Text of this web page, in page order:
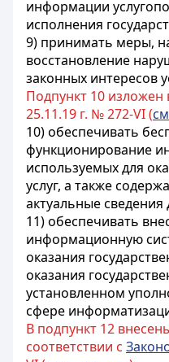
информации
исполнения
9) принимать меры,
восстановление
законных интересов
Подпункт 10 изложен
25.11.19 г. № 272-VI (
10) обеспечивать
функционирование
используемых для
услуг, а также
актуальные сведения
11) обеспечивать
информационную
оказания
оказания
установленном
сфере
В подпункт 12
соответствии с